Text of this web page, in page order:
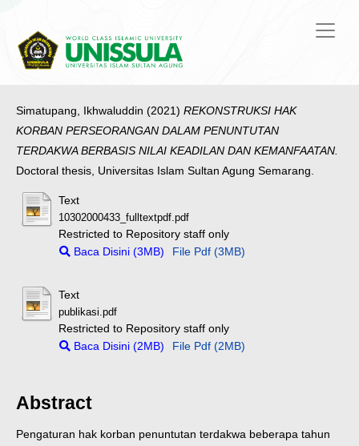
Simatupang, Ikhwaluddin (2021) REKONSTRUKSI HAK
KORBAN PERSEORANGAN DALAM PENUNTUTAN
TERDAKWA BERBASIS NILAI KEADILAN DAN KEMANFAATAN.
Doctoral thesis, Universitas Islam Sultan Agung Semarang.
Text
10302000433_fulltextpdf.pdf
Restricted to Repository staff only
Baca Disini (3MB)
File Pdf (3MB)
Text
publikasi.pdf
Restricted to Repository staff only
Baca Disini (2MB)
File Pdf (2MB)
Abstract
Pengaturan hak korban penuntutan terdakwa beberapa tahun